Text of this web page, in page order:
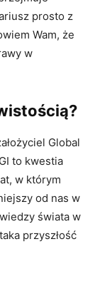
prosto z
Wam, że
w
Global
to kwestia
w którym
od nas w
świata w
przyszłość